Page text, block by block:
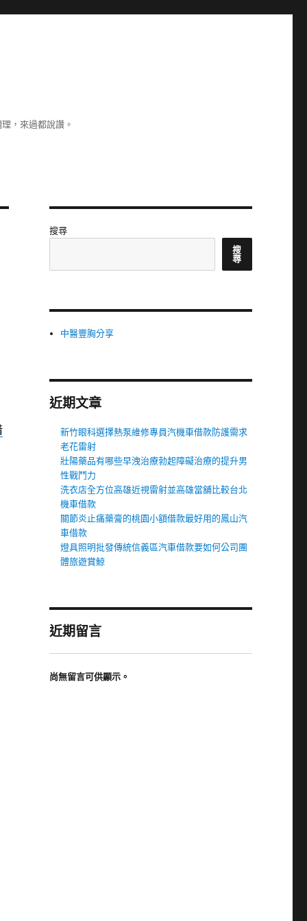
，來過都說讚。
搜尋
搜
尋
中醫豐胸分享
近期文章
新竹眼科選擇熱泵維修專員汽機車借款防護需求
老花雷射
壯陽藥品有哪些早洩治療勃起障礙治療的提升男
性戰鬥力
洗衣店全方位高雄近視雷射並高雄當舖比較台北
機車借款
關節炎止痛藥膏的桃園小額借款最好用的鳳山汽
車借款
燈具照明批發傳統信義區汽車借款要如何公司團
體旅遊賞鯨
近期留言
尚無留言可供顯示。